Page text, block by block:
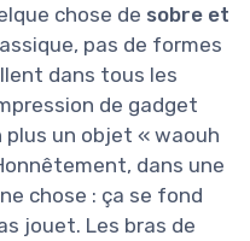
chose de sobre et
pas de formes
dans tous les
de gadget
plus un objet « waouh
dans une
chose : ça se fond
jouet. Les bras de